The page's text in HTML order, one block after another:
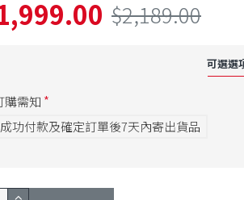
$2,189.00
可選選
購需知
成功付款及確定訂單後7天內寄出貨品